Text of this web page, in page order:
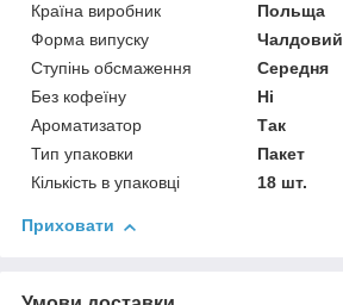
Країна виробник
Польща
Форма випуску
Чалдовий
Ступінь обсмаження
Середня
Без кофеїну
Ні
Ароматизатор
Так
Тип упаковки
Пакет
Кількість в упаковці
18 шт.
Приховати